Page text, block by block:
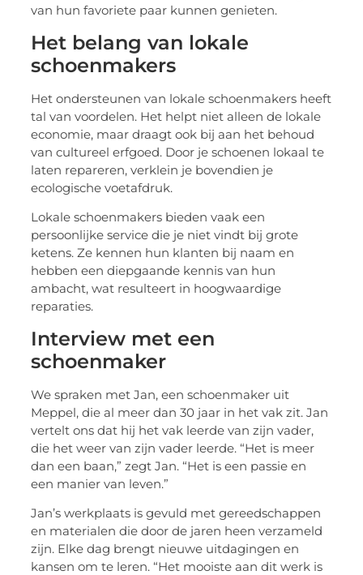
van hun favoriete paar kunnen genieten.
Het belang van lokale
schoenmakers
Het ondersteunen van lokale schoenmakers heeft
tal van voordelen. Het helpt niet alleen de lokale
economie, maar draagt ook bij aan het behoud
van cultureel erfgoed. Door je schoenen lokaal te
laten repareren, verklein je bovendien je
ecologische voetafdruk.
Lokale schoenmakers bieden vaak een
persoonlijke service die je niet vindt bij grote
ketens. Ze kennen hun klanten bij naam en
hebben een diepgaande kennis van hun
ambacht, wat resulteert in hoogwaardige
reparaties.
Interview met een
schoenmaker
We spraken met Jan, een schoenmaker uit
Meppel, die al meer dan 30 jaar in het vak zit. Jan
vertelt ons dat hij het vak leerde van zijn vader,
die het weer van zijn vader leerde. “Het is meer
dan een baan,” zegt Jan. “Het is een passie en
een manier van leven.”
Jan’s werkplaats is gevuld met gereedschappen
en materialen die door de jaren heen verzameld
zijn. Elke dag brengt nieuwe uitdagingen en
kansen om te leren. “Het mooiste aan dit werk is